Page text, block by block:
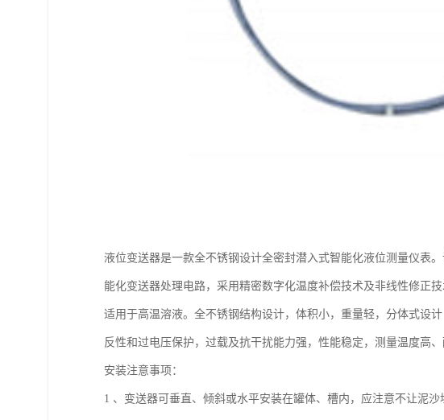
液位变送器是一款全不锈钢设计全密封潜入式智能化液位测量仪表
能化变送器处理电路，采用精密数字化温度补偿技术及非线性修正
适用于高温溶液。全不锈钢结构设计，体积小，重量轻，分体式设计
反性和过电压保护，过载及抗干扰能力强，性能稳定，测量温度高
安装注意事项：
1 、变送器可垂直、倾斜或水平安装在罐体、槽内，应注意不让泥沙